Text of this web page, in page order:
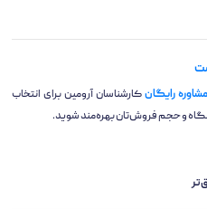
مشاوره رایگانکارشناسان آرومین برای انتخاب
و حجم فروش‌تان بهره‌مند شوید.